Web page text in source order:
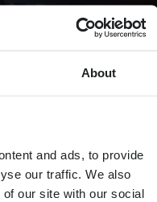
About
and ads, to provide
our traffic. We also
our site with our social